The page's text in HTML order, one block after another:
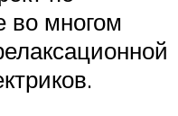
во многом